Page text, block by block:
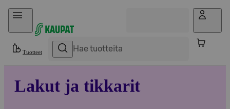
Hyppää sisältöön
Tuotteet
Lakut ja tikkarit